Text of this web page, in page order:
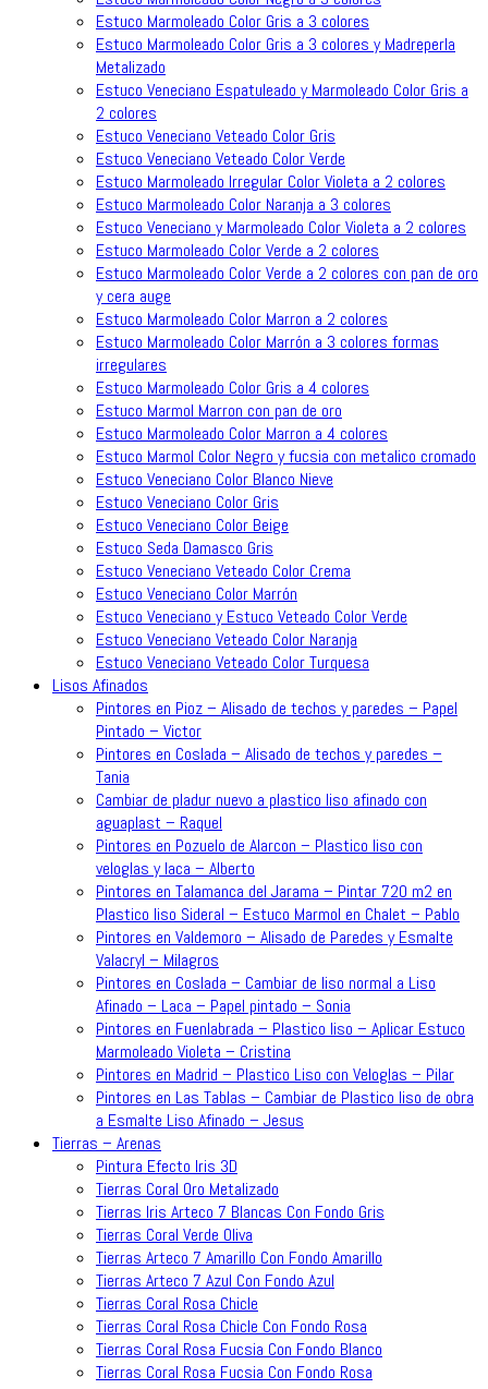
Estuco Marmoleado Color Gris a 3 colores
Estuco Marmoleado Color Gris a 3 colores y Madreperla
Metalizado
Estuco Veneciano Espatuleado y Marmoleado Color Gris a
2 colores
Estuco Veneciano Veteado Color Gris
Estuco Veneciano Veteado Color Verde
Estuco Marmoleado Irregular Color Violeta a 2 colores
Estuco Marmoleado Color Naranja a 3 colores
Estuco Veneciano y Marmoleado Color Violeta a 2 colores
Estuco Marmoleado Color Verde a 2 colores
Estuco Marmoleado Color Verde a 2 colores con pan de oro
y cera auge
Estuco Marmoleado Color Marron a 2 colores
Estuco Marmoleado Color Marrón a 3 colores formas
irregulares
Estuco Marmoleado Color Gris a 4 colores
Estuco Marmol Marron con pan de oro
Estuco Marmoleado Color Marron a 4 colores
Estuco Marmol Color Negro y fucsia con metalico cromado
Estuco Veneciano Color Blanco Nieve
Estuco Veneciano Color Gris
Estuco Veneciano Color Beige
Estuco Seda Damasco Gris
Estuco Veneciano Veteado Color Crema
Estuco Veneciano Color Marrón
Estuco Veneciano y Estuco Veteado Color Verde
Estuco Veneciano Veteado Color Naranja
Estuco Veneciano Veteado Color Turquesa
Lisos Afinados
Pintores en Pioz – Alisado de techos y paredes – Papel
Pintado – Victor
Pintores en Coslada – Alisado de techos y paredes –
Tania
Cambiar de pladur nuevo a plastico liso afinado con
aguaplast – Raquel
Pintores en Pozuelo de Alarcon – Plastico liso con
veloglas y laca – Alberto
Pintores en Talamanca del Jarama – Pintar 720 m2 en
Plastico liso Sideral – Estuco Marmol en Chalet – Pablo
Pintores en Valdemoro – Alisado de Paredes y Esmalte
Valacryl – Milagros
Pintores en Coslada – Cambiar de liso normal a Liso
Afinado – Laca – Papel pintado – Sonia
Pintores en Fuenlabrada – Plastico liso – Aplicar Estuco
Marmoleado Violeta – Cristina
Pintores en Madrid – Plastico Liso con Veloglas – Pilar
Pintores en Las Tablas – Cambiar de Plastico liso de obra
a Esmalte Liso Afinado – Jesus
Tierras – Arenas
Pintura Efecto Iris 3D
Tierras Coral Oro Metalizado
Tierras Iris Arteco 7 Blancas Con Fondo Gris
Tierras Coral Verde Oliva
Tierras Arteco 7 Amarillo Con Fondo Amarillo
Tierras Arteco 7 Azul Con Fondo Azul
Tierras Coral Rosa Chicle
Tierras Coral Rosa Chicle Con Fondo Rosa
Tierras Coral Rosa Fucsia Con Fondo Blanco
Tierras Coral Rosa Fucsia Con Fondo Rosa